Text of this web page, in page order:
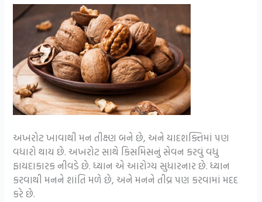
અખરોટ ખાવાથી મન તીક્ષ્ણ બને છે, અને યાદશક્તિમાં પણ
વધારો થાય છે. અખરોટ સાથે કિસમિસનું સેવન કરવું વધુ
ફાયદાકારક નીવડે છે. ધ્યાન એ આરોગ્ય સુધારનાર છે. ધ્યાન
કરવાથી મનને શાંતિ મળે છે, અને મનને તીવ્ર પણ કરવામાં મદદ
કરે છે.